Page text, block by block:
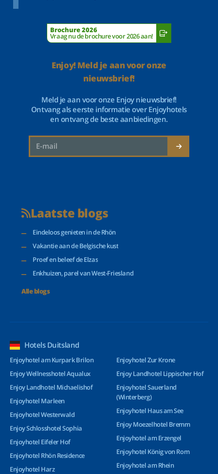
Brochure 2026
Vraag nu de brochure voor 2026 aan!
Enjoy! Meld je aan voor onze
nieuwsbrief!
Meld je aan voor onze Enjoy nieuwsbrief!
Ontvang als eerste informatie over Enjoyhotels
en ontvang de beste aanbiedingen.
Laatste blogs
Eindeloos genieten in de Rhön
Vakantie aan de Belgische kust
Proef en beleef de Elzas
Enkhuizen, parel van West-Friesland
Alle blogs
Hotels Duitsland
Enjoyhotel am Kurpark Brilon
Enjoy Wellnesshotel Aqualux
Enjoy Landhotel Michaelishof
Enjoyhotel Marleen
Enjoyhotel Westerwald
Enjoy Schlosshotel Sophia
Enjoyhotel Eifeler Hof
Enjoyhotel Rhön Residence
Enjoyhotel Harz
Enjoyhotel Zur Krone
Enjoy Landhotel Lippischer Hof
Enjoyhotel Sauerland
(Winterberg)
Enjoyhotel Haus am See
Enjoy Moezelhotel Bremm
Enjoyhotel am Erzengel
Enjoyhotel König von Rom
Enjoyhotel am Rhein